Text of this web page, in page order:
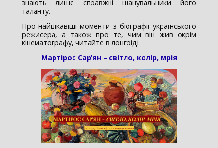
знають лише справжні шанувальники його
таланту.
Про найцікавіші моменти з біографії українського
режисера, а також про те, чим він жив окрім
кінематографу, читайте в лонгріді
Мартірос Сар’ян – світло, колір, мрія